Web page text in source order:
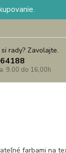
rady? Zavolajte.
9,00 do 16,00h
farbami na